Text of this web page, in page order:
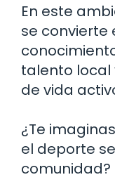
En este
se convierte
talento local
de vida
¿Te
el deporte
comunidad?